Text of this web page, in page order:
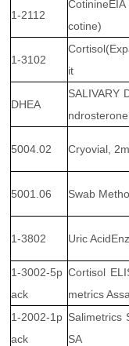
1-2112
cotine)
1-3102
it
DHEA
SALIVARY
ndrosterone
5004.02 Cryovial,
5001.06 Swab
1-3802 Uric
1-3002-5p
ack
Cortisol
metrics
1-2002-1p
ack
Salimetrics
SA